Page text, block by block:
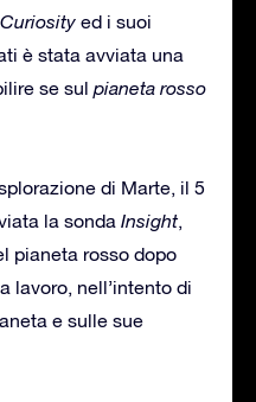
Curiosity ed i suoi
è stata avviata una
se sul pianeta rosso
di Marte, il 5
la sonda Insight,
pianeta rosso dopo
lavoro, nell’intento di
e sulle sue